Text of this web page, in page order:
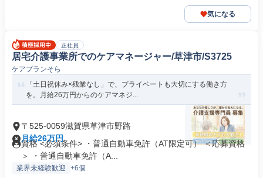
気になる
正社員
居宅介護事業所でのケアマネージャー/草津市/S3725
ケアプランそら
「土日祝休み×残業なし」で、プライベートも大切にする働き方
を。月給26万円からのケアマネジ...
〒525-0059滋賀県草津市野路
月給26万円
資格 <必須条件> ・普通自動車免許（AT限定可） ＜応募資格
＞ ・普通自動車免許（A...
業界未経験歓迎 +6個